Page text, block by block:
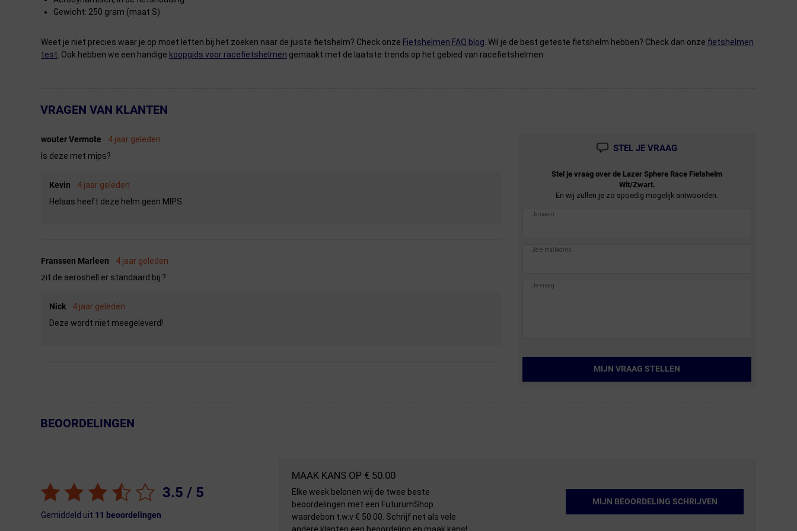
Gewicht: 250 gram (maat S)
Weet je niet precies waar je op moet letten bij het zoeken naar de juiste fietshelm? Check onze Fietshelmen FAQ blog. Wil je de best geteste fietshelm hebben? Check dan onze fietshelmen
test. Ook hebben we een handige koopgids voor racefietshelmen gemaakt met de laatste trends op het gebied van racefietshelmen.
← Terug naar productnavigatie
VRAGEN VAN KLANTEN
wouter Vermote
4 jaar geleden
Is deze met mips?
Kevin
4 jaar geleden
Helaas heeft deze helm geen MIPS.
Franssen Marleen
4 jaar geleden
zit de aeroshell er standaard bij ?
Nick
4 jaar geleden
Deze wordt niet meegeleverd!
STEL JE VRAAG
Stel je vraag over de LazerSphere Race Fietshelm
Wit/Zwart.
En wij zullen je zo spoedig mogelijk antwoorden.
MIJN VRAAG STELLEN
← Terug naar productnavigatie
BEOORDELINGEN
3.5 / 5
Gemiddeld uit 11 beoordelingen
MAAK KANS OP € 50.00
Elke week belonen wij de twee beste
beoordelingen met een FuturumShop
waardebon t.w.v € 50.00. Schrijf net als vele
andere klanten een beoordeling en maak kans!
MIJN BEOORDELING SCHRIJVEN